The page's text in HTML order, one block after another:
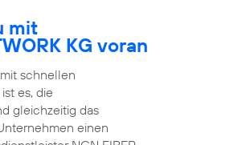
mit
KG voran
schnellen
es, die
gleichzeitig das
einen